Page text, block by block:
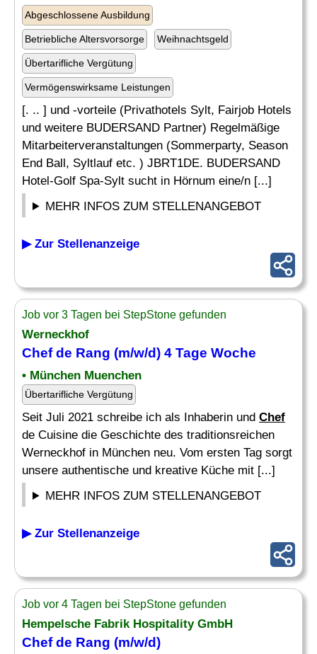
Abgeschlossene Ausbildung
Betriebliche Altersvorsorge Weihnachtsgeld
Übertarifliche Vergütung
Vermögenswirksame Leistungen
[. .. ] und -vorteile (Privathotels Sylt, Fairjob Hotels
und weitere BUDERSAND Partner) Regelmäßige
Mitarbeiterveranstaltungen (Sommerparty, Season
End Ball, Syltlauf etc. ) JBRT1DE. BUDERSAND
Hotel-Golf Spa-Sylt sucht in Hörnum eine/n [...]
MEHR INFOS ZUM STELLENANGEBOT
▶ Zur Stellenanzeige
Job vor 3 Tagen bei StepStone gefunden
Werneckhof
Chefde Rang (m/w/d) 4 Tage Woche
• München Muenchen
Übertarifliche Vergütung
Seit Juli 2021 schreibe ich als Inhaberin und Chef
de Cuisine die Geschichte des traditionsreichen
Werneckhof in München neu. Vom ersten Tag sorgt
unsere authentische und kreative Küche mit [...]
MEHR INFOS ZUM STELLENANGEBOT
▶ Zur Stellenanzeige
Job vor 4 Tagen bei StepStone gefunden
Hempelsche Fabrik Hospitality GmbH
Chefde Rang (m/w/d)